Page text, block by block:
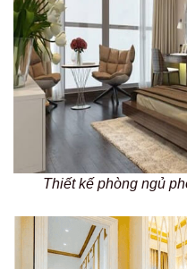
Thiết kế phòng ngủ